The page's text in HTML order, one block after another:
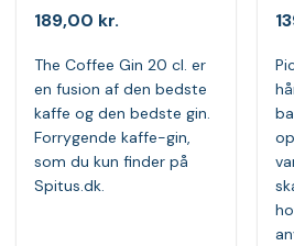
189,00 kr.
The Coffee Gin 20 cl. er
en fusion af den bedste
kaffe og den bedste gin.
Forrygende kaffe-gin,
som du kun finder på
Spitus.dk.